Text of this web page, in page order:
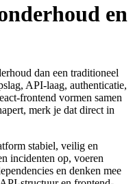
en
dan een traditioneel
API-laag, authenticatie,
frontend vormen samen
merk je dat direct in
stabiel, veilig en
incidenten op, voeren
en denken mee